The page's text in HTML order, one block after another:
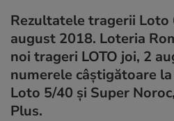
Rezultatele tragerii Loto
august 2018. Loteria
noi trageri LOTO joi, 2
numerele câştigătoare
Loto 5/40 și Super
Plus.